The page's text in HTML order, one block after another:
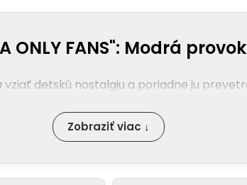
ONLY FANS": Modrá
detskú nostalgiu a poriadne ju
Zobraziť viac ↓